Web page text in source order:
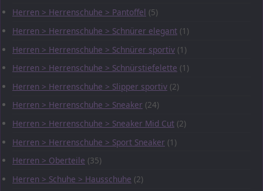
Herren > Herrenschuhe > Pantoffel (5)
Herren > Herrenschuhe > Schnürer elegant (1)
Herren > Herrenschuhe > Schnürer sportiv (1)
Herren > Herrenschuhe > Schnürstiefelette (1)
Herren > Herrenschuhe > Slipper sportiv (2)
Herren > Herrenschuhe > Sneaker (24)
Herren > Herrenschuhe > Sneaker Mid Cut (2)
Herren > Herrenschuhe > Sport Sneaker (1)
Herren > Oberteile (35)
Herren > Schuhe > Hausschuhe (2)